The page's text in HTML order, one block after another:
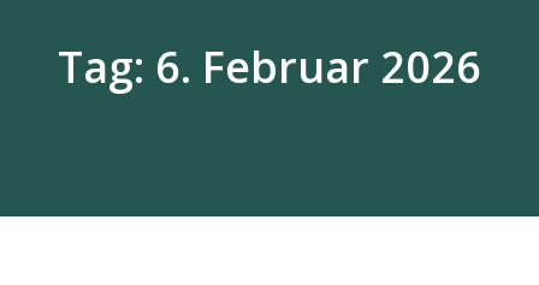
Tag: 6. Februar 2026